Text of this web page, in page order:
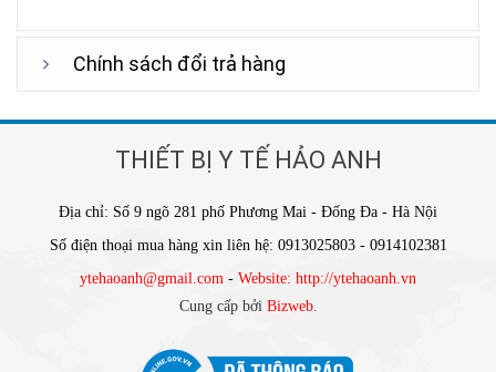
Chính sách đổi trả hàng
THIẾT BỊ Y TẾ HẢO ANH
Địa chỉ: Số 9 ngõ 281 phố Phương Mai - Đống Đa - Hà Nội
Số điện thoại mua hàng xin liên hệ: 0913025803 - 0914102381
ytehaoanh@gmail.com - Website: http://ytehaoanh.vn
Cung cấp bởi Bizweb.